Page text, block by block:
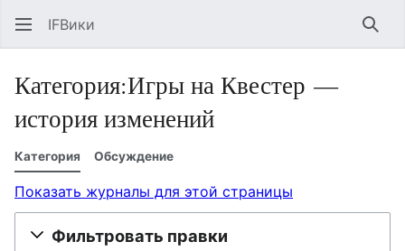
IFВики
Категория:Игры на Квестер —
история изменений
Категория Обсуждение
Показать журналы для этой страницы
Фильтровать правки